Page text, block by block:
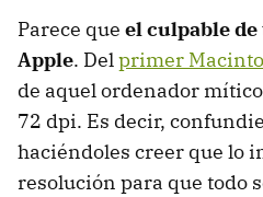
Parece que el culpable de
Apple. Delprimer
de aquel ordenador
72 dpi. Es decir,
haciéndoles creer que lo
resolución para que todo